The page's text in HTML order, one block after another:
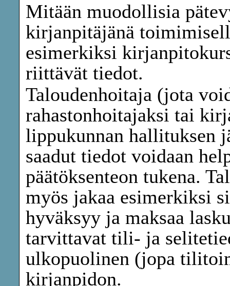
Mitään muodollisia
kirjanpitäjänä
esimerkiksi
riittävät tiedot.
Taloudenhoitaja (jota
rahastonhoitajaksi tai
lippukunnan hallituksen
saadut tiedot voidaan
päätöksenteon tukena.
myös jakaa esimerkiksi
hyväksyy ja maksaa
tarvittavat tili- ja
ulkopuolinen (jopa
kirjanpidon.